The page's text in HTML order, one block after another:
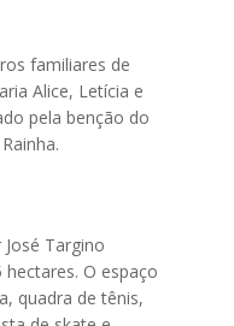
familiares de
Alice, Letícia e
pela benção do
Targino
O espaço
quadra de tênis,